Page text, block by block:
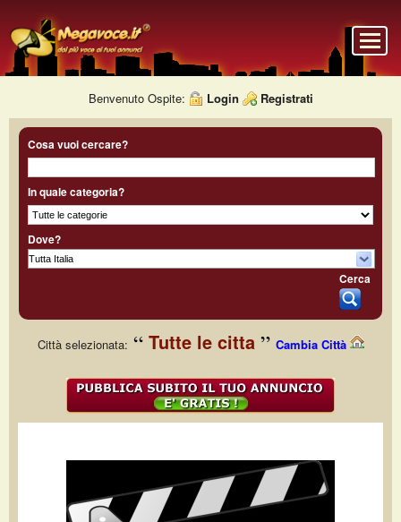
Benvenuto Ospite: Login Registrati
Cosa vuoi cercare?
In quale categoria?
Dove?
Cerca
Città selezionata: Tutte le citta Cambia Città